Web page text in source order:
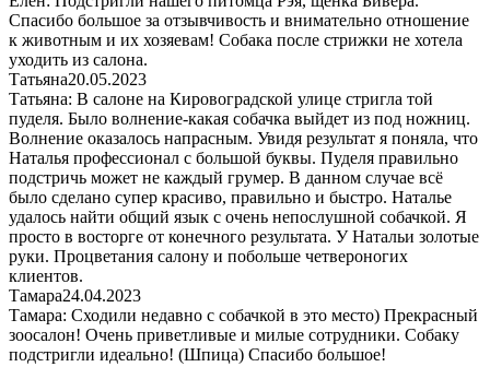
Спасибо большое за отзывчивость и внимательно отношение
к животным и их хозяевам! Собака после стрижки не хотела
уходить из салона.
Татьяна20.05.2023
Татьяна: В салоне на Кировоградской улице стригла той
пуделя. Было волнение-какая собачка выйдет из под ножниц.
Волнение оказалось напрасным. Увидя результат я поняла, что
Наталья профессионал с большой буквы. Пуделя правильно
подстричь может не каждый грумер. В данном случае всё
было сделано супер красиво, правильно и быстро. Наталье
удалось найти общий язык с очень непослушной собачкой. Я
просто в восторге от конечного результата. У Натальи золотые
руки. Процветания салону и побольше четвероногих
клиентов.
Тамара24.04.2023
Тамара: Сходили недавно с собачкой в это место) Прекрасный
зоосалон! Очень приветливые и милые сотрудники. Собаку
подстригли идеально! (Шпица) Спасибо большое!